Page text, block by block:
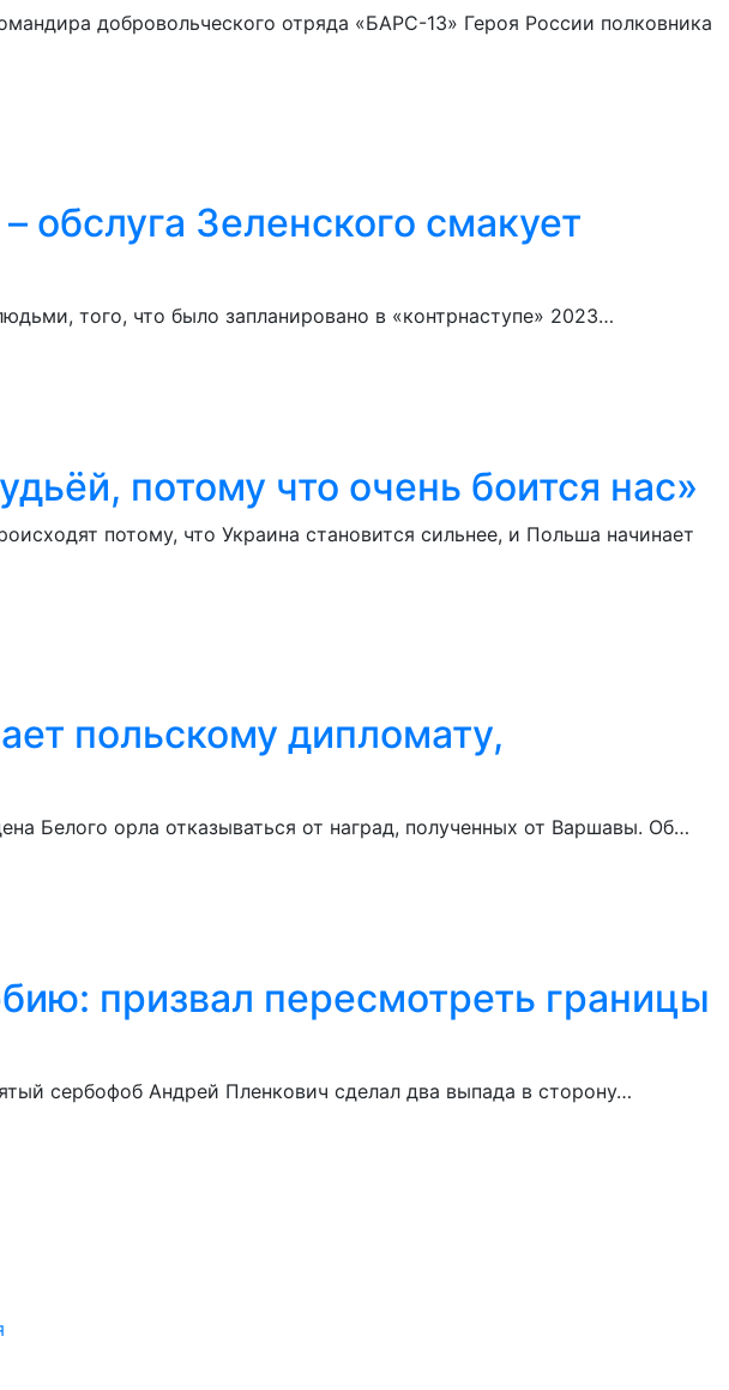
добровольческого отряда «БАРС-13» Героя России полковника
обслуга Зеленского смакует
того, что было запланировано в «контрнаступе» 2023…
потому что очень боится нас»
потому, что Украина становится сильнее, и Польша начинает
польскому дипломату,
Белого орла отказываться от наград, полученных от Варшавы. Об…
призвал пересмотреть границы
сербофоб Андрей Пленкович сделал два выпада в сторону…